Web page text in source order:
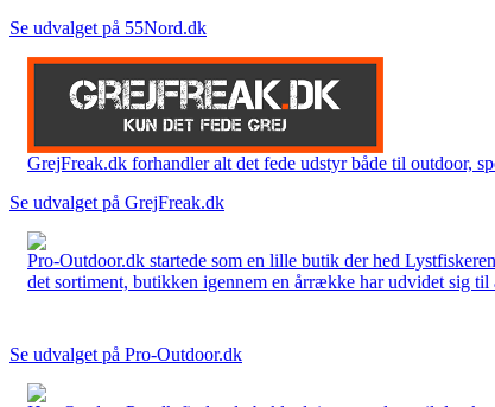
Se udvalget på 55Nord.dk
GrejFreak.dk forhandler alt det fede udstyr både til outdoor,
Se udvalget på GrejFreak.dk
Pro-Outdoor.dk startede som en lille butik der hed
det sortiment, butikken igennem en årrække har udvidet sig
Se udvalget på Pro-Outdoor.dk